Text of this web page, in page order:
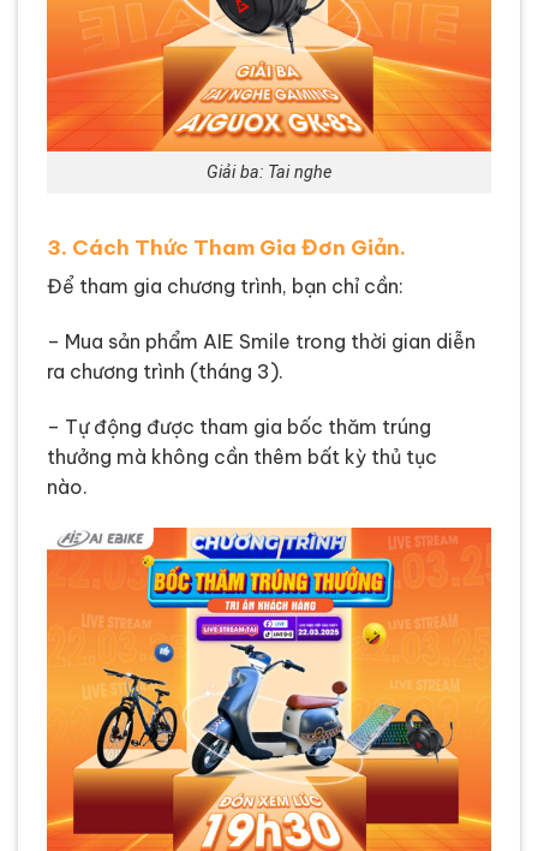
Giải ba: Tai nghe
3. Cách Thức Tham Gia Đơn Giản.
Để tham gia chương trình, bạn chỉ cần:
– Mua sản phẩm AIE Smile trong thời gian diễn
ra chương trình (tháng 3).
– Tự động được tham gia bốc thăm trúng
thưởng mà không cần thêm bất kỳ thủ tục
nào.